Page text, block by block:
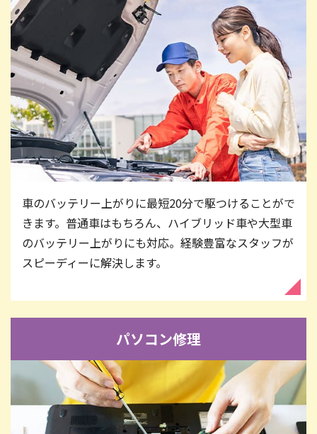
車のバッテリー上がりに最短20分で駆つけることがで
きます。普通車はもちろん、ハイブリッド車や大型車
のバッテリー上がりにも対応。経験豊富なスタッフが
スピーディーに解決します。
パソコン修理